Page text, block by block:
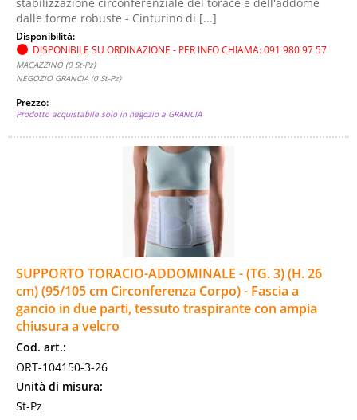
dalle forme robuste - Cinturino di [...]
Disponibilità:
DISPONIBILE SU ORDINAZIONE - PER INFO CHIAMA: 091 980 97 57
MAGAZZINO (0 St-Pz)
NEGOZIO GRANCIA (0 St-Pz)
Prezzo:
Prodotto acquistabile solo in negozio a GRANCIA
SUPPORTO TORACIO-ADDOMINALE - (TG. 3) (H. 26
cm) (95/105 cm Circonferenza Corpo) - Fascia a
gancio in due parti, tessuto traspirante con ampia
chiusura a velcro
Cod. art.:
ORT-104150-3-26
Unità di misura:
St-Pz